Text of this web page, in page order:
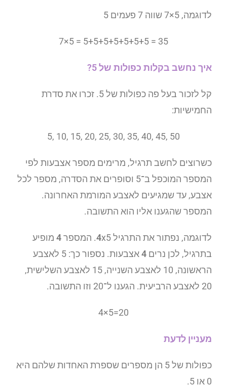
לדוגמה, 5×7 שווה 7 פעמים 5
7×5 = 5+5+5+5+5+5+5 = 35
איך נחשב בקלות כפולות של 5?
קל לזכור בעל פה כפולות של 5. זכרו את סדרת
החמישיות:
50 ,45 ,40 ,35 ,30 ,25 ,20 ,15 ,10 ,5
כשרוצים לחשב תרגיל, מרימים מספר אצבעות לפי
המספר המוכפל ב־5 וסופרים את הסדרה, מספר לכל
אצבע, עד שמגיעים לאצבע המורמת האחרונה.
המספר שהגענו אליו הוא התשובה.
לדוגמה, נפתור את התרגיל 4x5. המספר 4 מופיע
בתרגיל, לכן נרים 4
אצבעות. נספור כך: 5 לאצבע
הראשונה, 10 לאצבע השנייה, 15 לאצבע השלישית,
20 לאצבע הרביעית. הגענו ל־20 וזו התשובה.
4×5=20
מעניין לדעת
כפולות של 5 הן מספרים שספרת האחדות שלהם היא
0 או 5.